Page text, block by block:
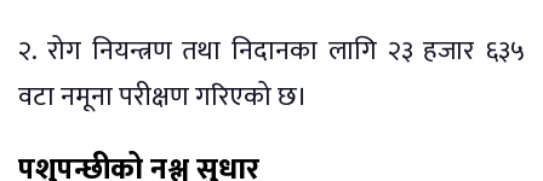
२. रोग नियन्त्रण तथा निदानका लागि २३ हजार ६३५
वटा नमूना परीक्षण गरिएको छ।
पशुपन्छीको नश्ल सुधार